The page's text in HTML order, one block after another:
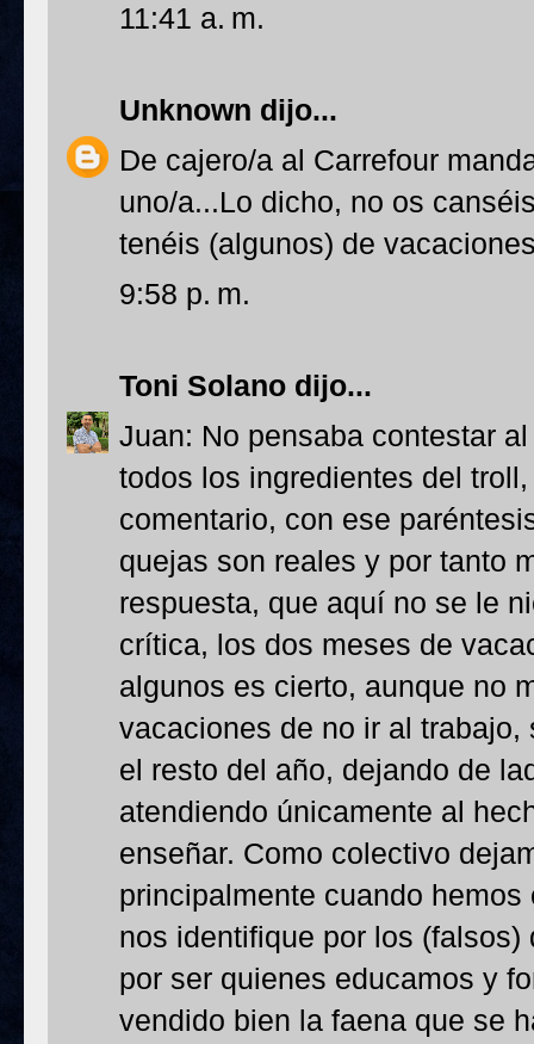
11:41 a. m.
Unknown dijo...
De cajero/a al Carrefour
uno/a...Lo dicho, no os
tenéis (algunos) de
9:58 p. m.
Toni Solano dijo...
Juan: No pensaba contestar
todos los ingredientes del
comentario, con ese
quejas son reales y por tanto
respuesta, que aquí no se le
crítica, los dos meses de
algunos es cierto, aunque no
vacaciones de no ir al
el resto del año, dejando de
atendiendo únicamente al
enseñar. Como colectivo
principalmente cuando
nos identifique por los
por ser quienes educamos y
vendido bien la faena que se